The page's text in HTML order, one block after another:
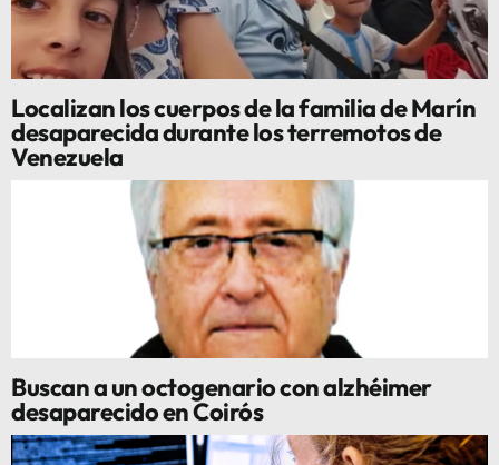
Localizan los cuerpos de la familia de Marín
desaparecida durante los terremotos de
Venezuela
Buscan a un octogenario con alzhéimer
desaparecido en Coirós